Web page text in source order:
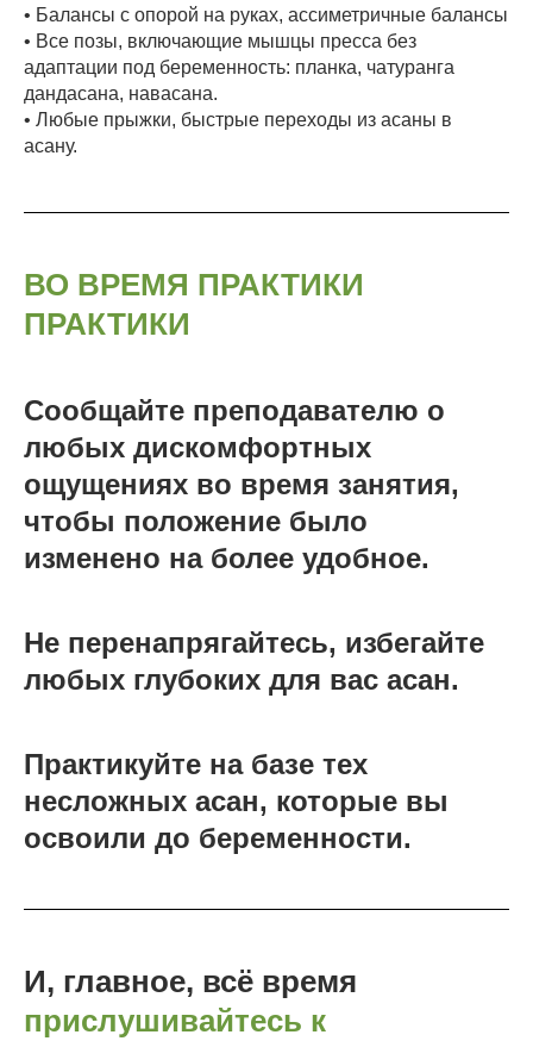
• Балансы с опорой на руках, ассиметричные балансы
• Все позы, включающие мышцы пресса без
адаптации под беременность: планка, чатуранга
дандасана, навасана.
• Любые прыжки, быстрые переходы из асаны в
асану.
ВО ВРЕМЯ ПРАКТИКИ
ПРАКТИКИ
Сообщайте преподавателю о
любых дискомфортных
ощущениях во время занятия,
чтобы положение было
изменено на более удобное.
Не перенапрягайтесь, избегайте
любых глубоких для вас асан.
Практикуйте на базе тех
несложных асан, которые вы
освоили до беременности.
И, главное, всё время
прислушивайтесь к